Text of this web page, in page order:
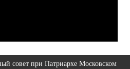
совет при Патриархе Московском